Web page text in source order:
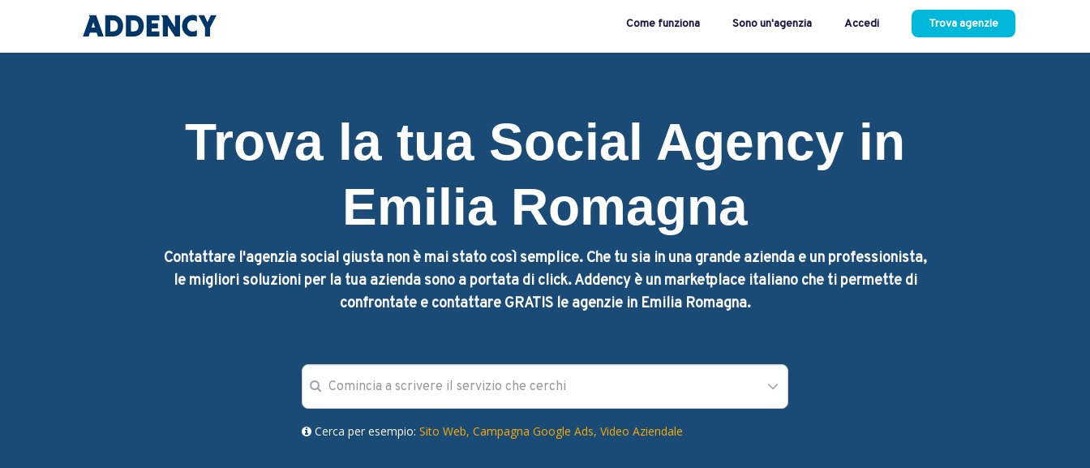
Come funziona Sono un'agenzia Accedi Trova agenzie
Trova la tua Social Agency in
Emilia Romagna
Contattare l'agenzia social giusta non è mai stato così semplice. Che tu sia in una grande azienda e un professionista,
le migliori soluzioni per la tua azienda sono a portata di click. Addency è un marketplace italiano che ti permette di
confrontate e contattare GRATIS le agenzie in Emilia Romagna.
Cerca per esempio: Sito Web, Campagna Google Ads, Video Aziendale